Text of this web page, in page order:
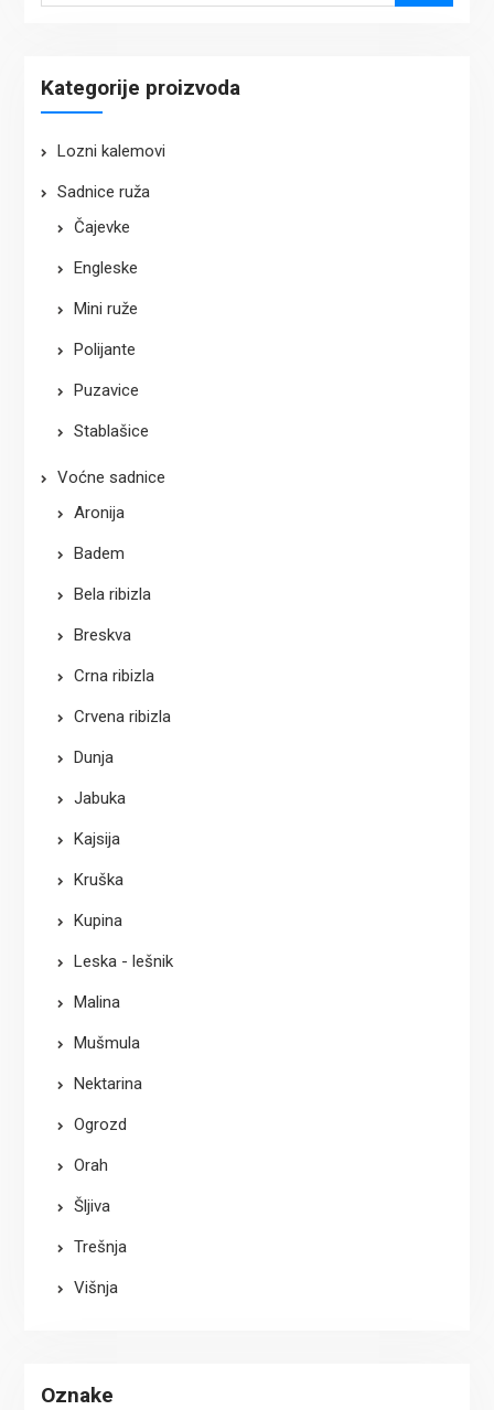
Kategorije proizvoda
Lozni kalemovi
Sadnice ruža
Čajevke
Engleske
Mini ruže
Polijante
Puzavice
Stablašice
Voćne sadnice
Aronija
Badem
Bela ribizla
Breskva
Crna ribizla
Crvena ribizla
Dunja
Jabuka
Kajsija
Kruška
Kupina
Leska - lešnik
Malina
Mušmula
Nektarina
Ogrozd
Orah
Šljiva
Trešnja
Višnja
Oznake